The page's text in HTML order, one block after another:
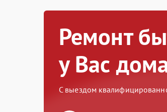
Ремонт
у Вас
С выездом